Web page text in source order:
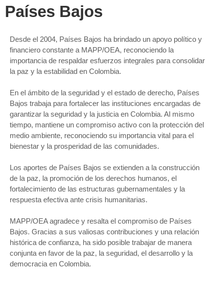
Países Bajos
Desde el 2004, Países Bajos ha brindado un apoyo político y
financiero constante a MAPP/OEA, reconociendo la
importancia de respaldar esfuerzos integrales para consolidar
la paz y la estabilidad en Colombia.
En el ámbito de la seguridad y el estado de derecho, Países
Bajos trabaja para fortalecer las instituciones encargadas de
garantizar la seguridad y la justicia en Colombia. Al mismo
tiempo, mantiene un compromiso activo con la protección del
medio ambiente, reconociendo su importancia vital para el
bienestar y la prosperidad de las comunidades.
Los aportes de Países Bajos se extienden a la construcción
de la paz, la promoción de los derechos humanos, el
fortalecimiento de las estructuras gubernamentales y la
respuesta efectiva ante crisis humanitarias.
MAPP/OEA agradece y resalta el compromiso de Países
Bajos. Gracias a sus valiosas contribuciones y una relación
histórica de confianza, ha sido posible trabajar de manera
conjunta en favor de la paz, la seguridad, el desarrollo y la
democracia en Colombia.